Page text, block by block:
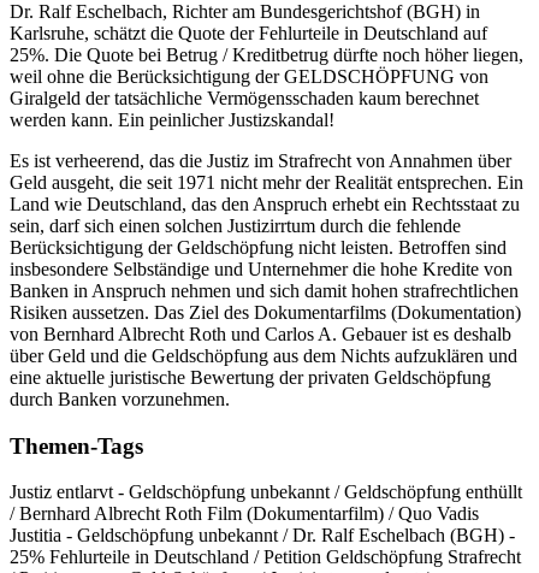
Dr. Ralf Eschelbach, Richter am Bundesgerichtshof (BGH) in
Karlsruhe, schätzt die Quote der Fehlurteile in Deutschland auf
25%. Die Quote bei Betrug / Kreditbetrug dürfte noch höher liegen,
weil ohne die Berücksichtigung der GELDSCHÖPFUNG von
Giralgeld der tatsächliche Vermögensschaden kaum berechnet
werden kann. Ein peinlicher Justizskandal!
Es ist verheerend, das die Justiz im Strafrecht von Annahmen über
Geld ausgeht, die seit 1971 nicht mehr der Realität entsprechen. Ein
Land wie Deutschland, das den Anspruch erhebt ein Rechtsstaat zu
sein, darf sich einen solchen Justizirrtum durch die fehlende
Berücksichtigung der Geldschöpfung nicht leisten. Betroffen sind
insbesondere Selbständige und Unternehmer die hohe Kredite von
Banken in Anspruch nehmen und sich damit hohen strafrechtlichen
Risiken aussetzen. Das Ziel des Dokumentarfilms (Dokumentation)
von Bernhard Albrecht Roth und Carlos A. Gebauer ist es deshalb
über Geld und die Geldschöpfung aus dem Nichts aufzuklären und
eine aktuelle juristische Bewertung der privaten Geldschöpfung
durch Banken vorzunehmen.
Themen-Tags
Justiz entlarvt - Geldschöpfung unbekannt / Geldschöpfung enthüllt
/ Bernhard Albrecht Roth Film (Dokumentarfilm) / Quo Vadis
Justitia - Geldschöpfung unbekannt / Dr. Ralf Eschelbach (BGH) -
25% Fehlurteile in Deutschland / Petition Geldschöpfung Strafrecht